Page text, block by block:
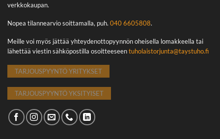
verkkokaupan.
Nopea tilannearvio soittamalla, puh. 040 6605808.
Meille voi myös jättää yhteydenottopyynnön oheisella lomakkeella tai
lähettää viestin sähköpostilla osoitteeseentuholaistorjunta@taystuho.fi
TARJOUSPYYNTÖ YRITYKSET
TARJOUSPYYNTÖ YKSITYISET